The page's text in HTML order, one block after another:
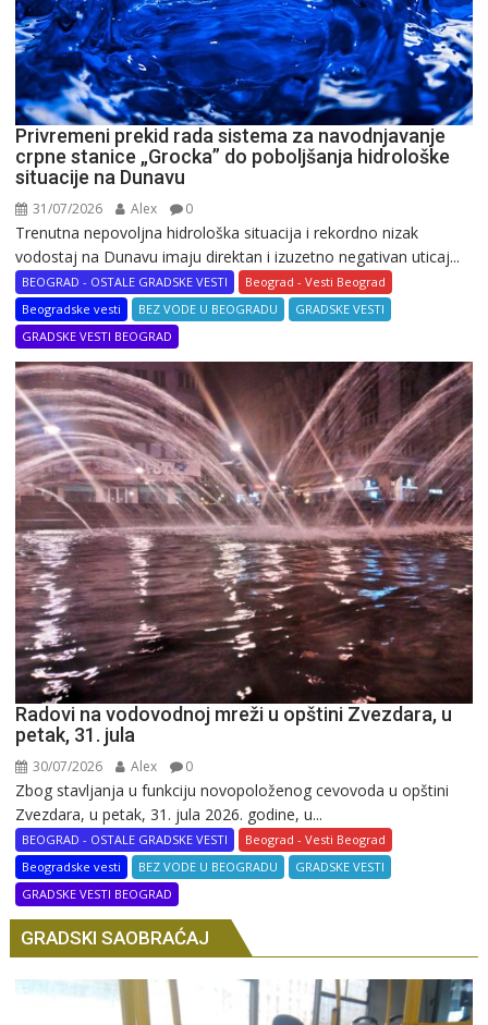
Privremeni prekid rada sistema za navodnjavanje
crpne stanice „Grocka” do poboljšanja hidrološke
situacije na Dunavu
31/07/2026 Alex 0
Trenutna nepovoljna hidrološka situacija i rekordno nizak
vodostaj na Dunavu imaju direktan i izuzetno negativan uticaj...
BEOGRAD - OSTALE GRADSKE VESTI
Beograd - Vesti Beograd
Beogradske vesti
BEZ VODE U BEOGRADU
GRADSKE VESTI
GRADSKE VESTI BEOGRAD
Radovi na vodovodnoj mreži u opštini Zvezdara, u
petak, 31. jula
30/07/2026 Alex 0
Zbog stavljanja u funkciju novopoloženog cevovoda u opštini
Zvezdara, u petak, 31. jula 2026. godine, u...
BEOGRAD - OSTALE GRADSKE VESTI
Beograd - Vesti Beograd
Beogradske vesti
BEZ VODE U BEOGRADU
GRADSKE VESTI
GRADSKE VESTI BEOGRAD
GRADSKI SAOBRAĆAJ